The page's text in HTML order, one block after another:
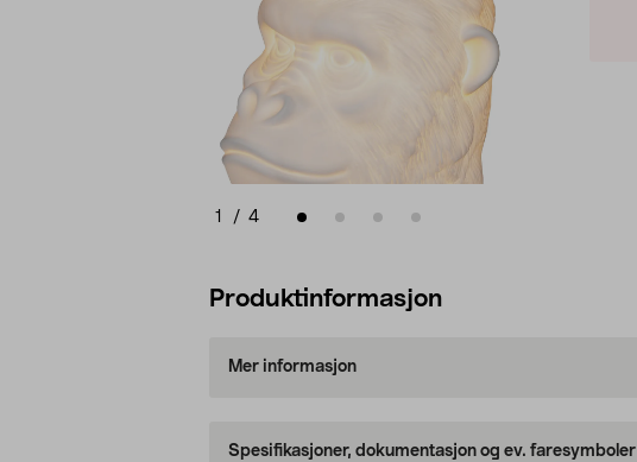
1 / 4
Produktinformasjon
Mer informasjon
Spesifikasjoner, dokumentasjon og ev. faresymboler